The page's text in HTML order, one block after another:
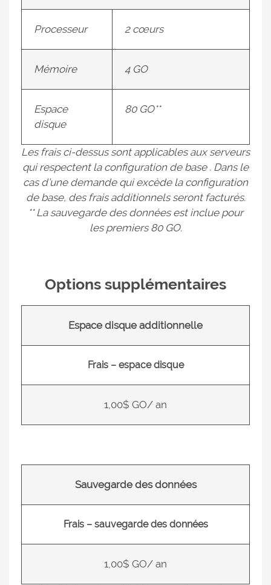
Processeur 2 cœurs
Mémoire 4 GO
Espace
disque
80 GO**
Les frais ci-dessus sont applicables aux serveurs
qui respectent la configuration de base . Dans le
cas d’une demande qui excède la configuration
de base, des frais additionnels seront facturés.
** La sauvegarde des données est inclue pour
les premiers 80 GO.
Options supplémentaires
Espace disque additionnelle
Frais – espace disque
1,00$ GO/ an
Sauvegarde des données
Frais – sauvegarde des données
1,00$ GO/ an